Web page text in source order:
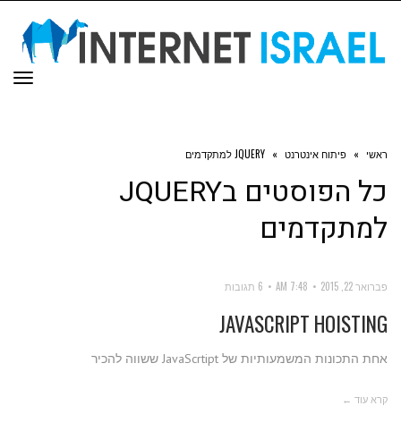
ראשי » פיתוח אינטרנט » JQUERY למתקדמים
כל הפוסטים בJQUERY
למתקדמים
פברואר 22, 2015 7:48 AM 6 תגובות
JAVASCRIPT HOISTING
אחת התכונות המשמעותיות של JavaScrtipt ששווה להכיר
קרא עוד ←